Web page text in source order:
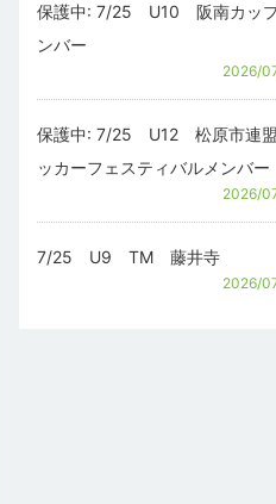
保護中: 7/25 U10 阪南カッ
ンバー
2026/
保護中: 7/25 U12 松原市連
ッカーフェスティバルメンバー
2026/
7/25 U9 TM 藤井寺
2026/